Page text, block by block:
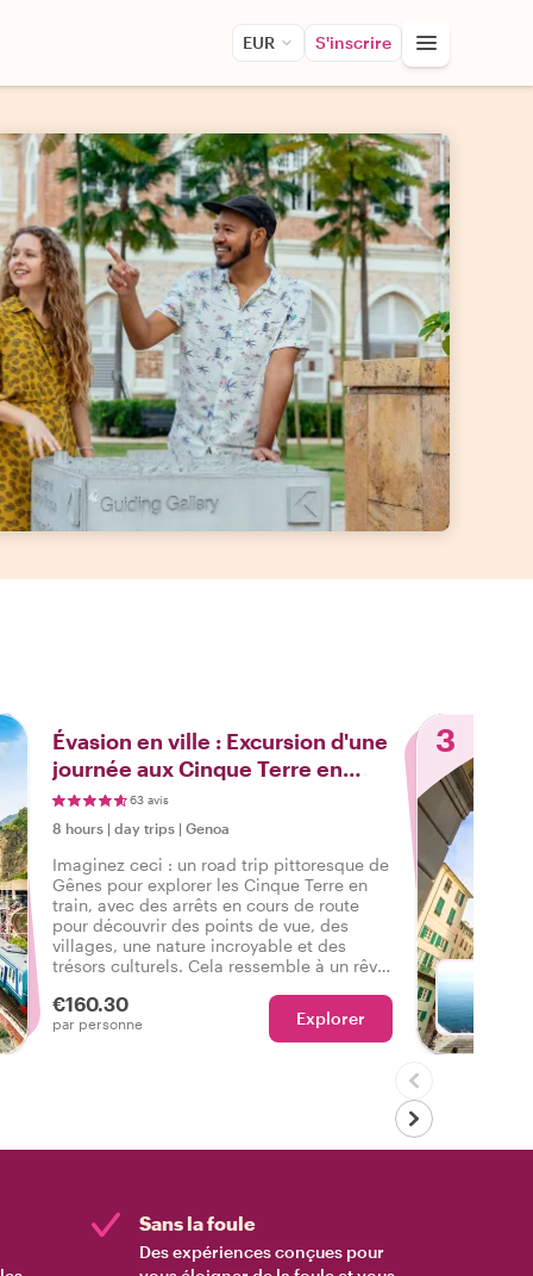
EUR S'inscrire
Évasion en ville : Excursion d'une
journée aux Cinque Terre en
train
63 avis
8 hours | day trips | Genoa
Imaginez ceci : un road trip pittoresque de
Gênes pour explorer les Cinque Terre en
train, avec des arrêts en cours de route
pour découvrir des points de vue, des
villages, une nature incroyable et des
trésors culturels. Cela ressemble à un rêve
d'une journée Withlocals avec un hôte local
à vos côtés !
€160.30
par personne Explorer
3
Sans la foule
Des expériences conçues pour